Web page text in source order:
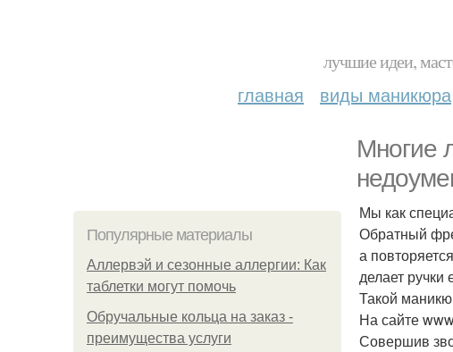
лучшие идеи,
главная виды маникюра
Многие
Популярные материалы
Аллервэй и сезонные аллергии: Как
таблетки могут помочь
Обручальные кольца на заказ -
преимущества услуги
Мы как
Обратный
а
делает
Такой
На сайте
Совершив